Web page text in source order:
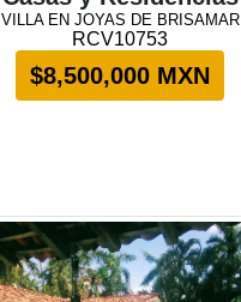
VILLA EN JOYAS DE BRISAMAR
RCV10753
$8,500,000 MXN